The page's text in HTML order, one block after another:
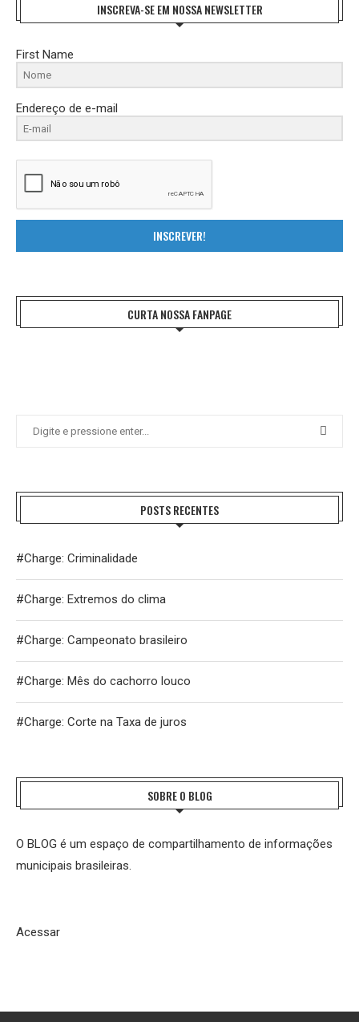
INSCREVA-SE EM NOSSA NEWSLETTER
First Name
Endereço de e-mail
INSCREVER!
CURTA NOSSA FANPAGE
POSTS RECENTES
#Charge: Criminalidade
#Charge: Extremos do clima
#Charge: Campeonato brasileiro
#Charge: Mês do cachorro louco
#Charge: Corte na Taxa de juros
SOBRE O BLOG
O BLOG é um espaço de compartilhamento de informações
municipais brasileiras.
Acessar